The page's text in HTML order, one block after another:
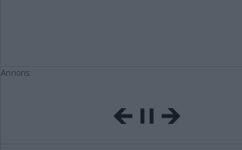
Annons: